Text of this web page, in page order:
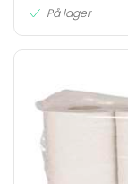
På lager